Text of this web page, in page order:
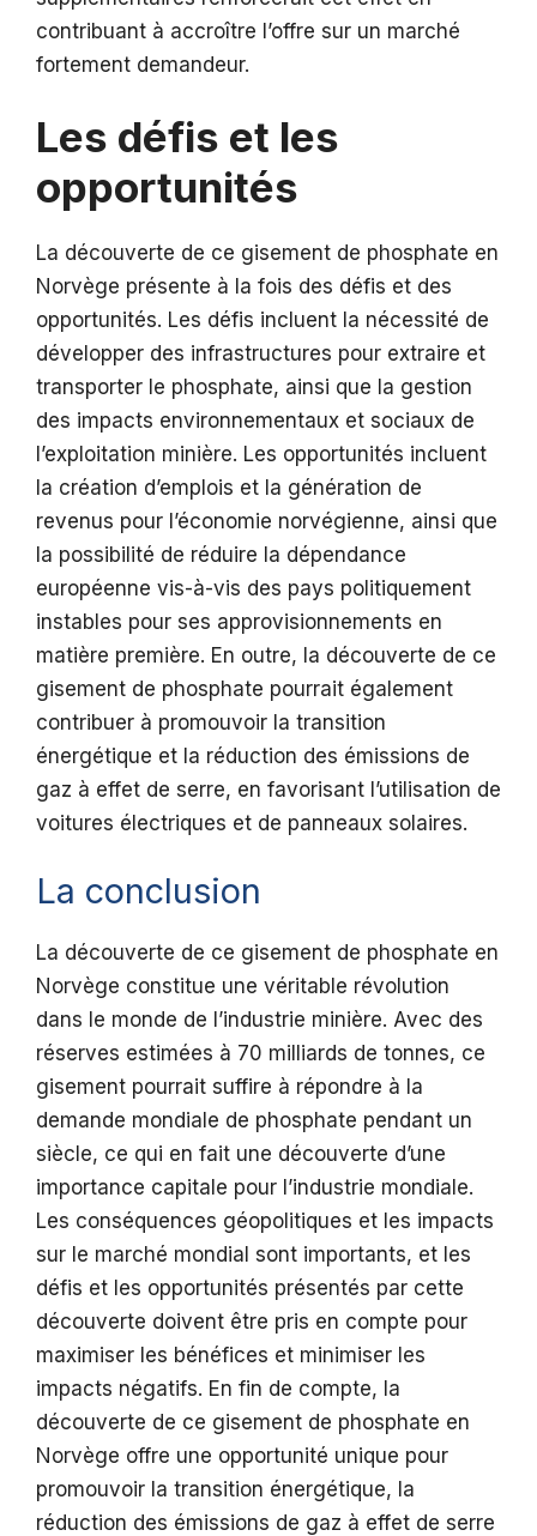
contribuant à accroître l’offre sur un marché
fortement demandeur.
Les défis et les
opportunités
La découverte de ce gisement de phosphate en
Norvège présente à la fois des défis et des
opportunités. Les défis incluent la nécessité de
développer des infrastructures pour extraire et
transporter le phosphate, ainsi que la gestion
des impacts environnementaux et sociaux de
l’exploitation minière. Les opportunités incluent
la création d’emplois et la génération de
revenus pour l’économie norvégienne, ainsi que
la possibilité de réduire la dépendance
européenne vis-à-vis des pays politiquement
instables pour ses approvisionnements en
matière première. En outre, la découverte de ce
gisement de phosphate pourrait également
contribuer à promouvoir la transition
énergétique et la réduction des émissions de
gaz à effet de serre, en favorisant l’utilisation de
voitures électriques et de panneaux solaires.
La conclusion
La découverte de ce gisement de phosphate en
Norvège constitue une véritable révolution
dans le monde de l’industrie minière. Avec des
réserves estimées à 70 milliards de tonnes, ce
gisement pourrait suffire à répondre à la
demande mondiale de phosphate pendant un
siècle, ce qui en fait une découverte d’une
importance capitale pour l’industrie mondiale.
Les conséquences géopolitiques et les impacts
sur le marché mondial sont importants, et les
défis et les opportunités présentés par cette
découverte doivent être pris en compte pour
maximiser les bénéfices et minimiser les
impacts négatifs. En fin de compte, la
découverte de ce gisement de phosphate en
Norvège offre une opportunité unique pour
promouvoir la transition énergétique, la
réduction des émissions de gaz à effet de serre